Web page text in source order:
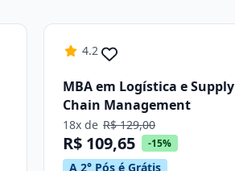
4.2
MBA em Logística e Supply
Chain Management
18x de R$ 129,00
R$ 109,65 -15%
A 2° Pós é Grátis